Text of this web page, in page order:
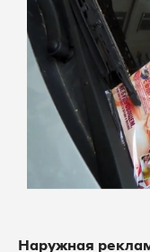
Наружная